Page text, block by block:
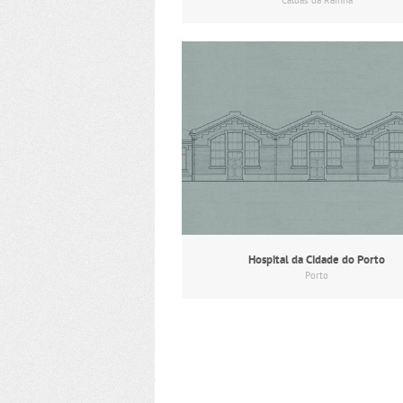
Hospital da Cidade do Porto
Porto